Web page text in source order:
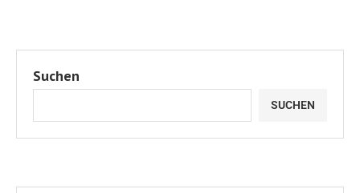
Suchen
SUCHEN